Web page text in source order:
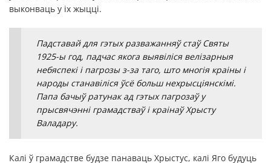
выконваць у іх жыцці.
Падставай для гэтых разважанняў стаў Святы
1925-ы год, падчас якога выявіліся велізарныя
небяспекі і пагрозы з-за таго, што многія краіны і
народы станавіліся ўсё больш нехрысціянскімі.
Папа бачыў ратунак ад гэтых пагрозаў у
прысвячэнні грамадстваў і краінаў Хрысту
Валадару.
Калі ў грамадстве будзе панаваць Хрыстус, калі Яго будуць